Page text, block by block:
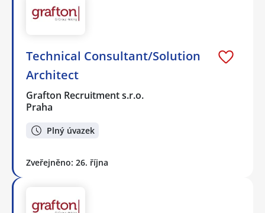
Technical Consultant/Solution
Architect
Grafton Recruitment s.r.o.
Praha
Plný úvazek
Zveřejněno: 26. října